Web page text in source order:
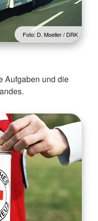
Foto: D. Moeller / DRK
Aufgaben und die